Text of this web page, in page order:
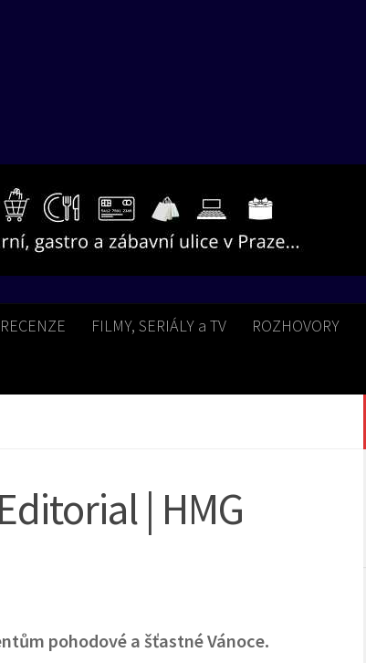
RECENZE FILMY, SERIÁLY a TV ROZHOVORY
| HMG
pohodové ašťastnéVánoce.